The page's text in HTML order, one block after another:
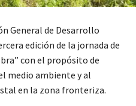
General de Desarrollo
edición de la jornada de
con el propósito de
medio ambiente y al
en la zona fronteriza.